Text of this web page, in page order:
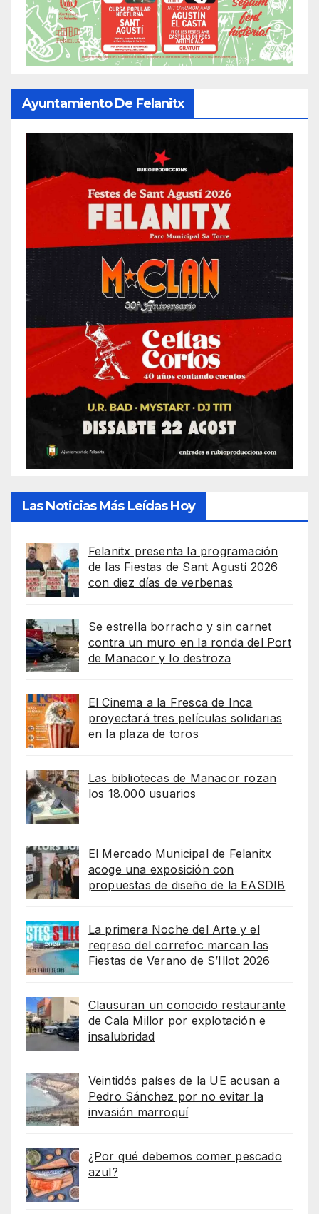
Ayuntamiento De Felanitx
Las Noticias Más Leídas Hoy
Felanitx presenta la programación
de las Fiestas de Sant Agustí 2026
con diez días de verbenas
Se estrella borracho y sin carnet
contra un muro en la ronda del Port
de Manacor y lo destroza
El Cinema a la Fresca de Inca
proyectará tres películas solidarias
en la plaza de toros
Las bibliotecas de Manacor rozan
los 18.000 usuarios
El Mercado Municipal de Felanitx
acoge una exposición con
propuestas de diseño de la EASDIB
La primera Noche del Arte y el
regreso del correfoc marcan las
Fiestas de Verano de S’Illot 2026
Clausuran un conocido restaurante
de Cala Millor por explotación e
insalubridad
Veintidós países de la UE acusan a
Pedro Sánchez por no evitar la
invasión marroquí
¿Por qué debemos comer pescado
azul?